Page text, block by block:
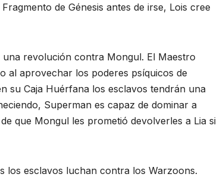
de Génesis antes de irse, Lois cree
revolución contra Mongul. El Maestro
al aprovechar los poderes psíquicos de
su Caja Huérfana los esclavos tendrán una
Superman es capaz de dominar a
que Mongul les prometió devolverles a Lia si
los esclavos luchan contra los Warzoons.